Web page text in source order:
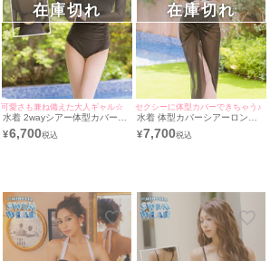
可愛さも兼ね備えた大人ギャル☆
水着 2wayシアー体型カバー長
袖トップス付きセクシーギャル
モノキニビキニ
¥6,700
在庫切れ
セクシーに体型カバーできちゃう♪
水着 体型カバーシアーロング
スカート付きウエストベルトギ
ャルモノキニビキニ
¥7,700
在庫切れ